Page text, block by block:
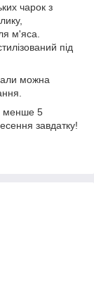
чарок з
м'яса.
під
можна
менше 5
завдатку!